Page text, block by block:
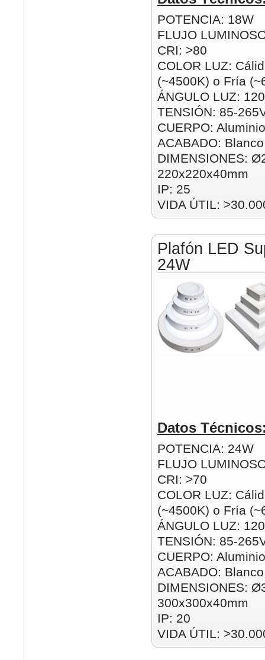
POTENCIA: 18W
FLUJO
CRI: >80
COLOR LUZ:
(~4500K) o Fría
ÁNGULO LUZ:
TENSIÓN: 85-
CUERPO: Aluminio
ACABADO: Blanco
DIMENSIONES:
220x220x40mm
IP: 25
VIDA ÚTIL:
Plafón LED
24W
Datos
POTENCIA: 24W
FLUJO
CRI: >70
COLOR LUZ:
(~4500K) o Fría
ÁNGULO LUZ:
TENSIÓN: 85-
CUERPO: Aluminio
ACABADO: Blanco
DIMENSIONES:
300x300x40mm
IP: 20
VIDA ÚTIL: